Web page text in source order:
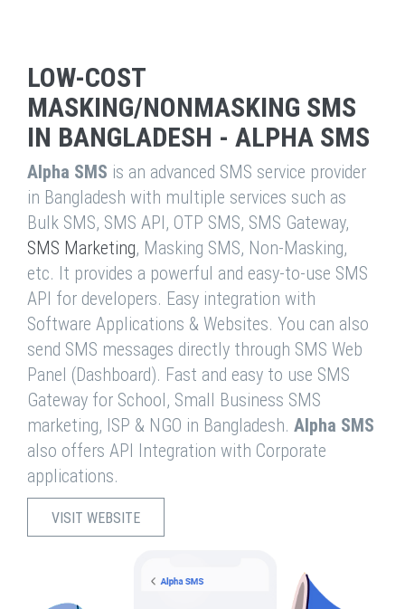
LOW-COST
MASKING/NONMASKING SMS
IN BANGLADESH - ALPHA SMS
Alpha SMS is an advanced SMS service provider
in Bangladesh with multiple services such as
Bulk SMS, SMS API, OTP SMS, SMS Gateway,
SMS Marketing, Masking SMS, Non-Masking,
etc. It provides a powerful and easy-to-use SMS
API for developers. Easy integration with
Software Applications & Websites. You can also
send SMS messages directly through SMS Web
Panel (Dashboard). Fast and easy to use SMS
Gateway for School, Small Business SMS
marketing, ISP & NGO in Bangladesh. Alpha SMS
also offers API Integration with Corporate
applications.
VISIT WEBSITE